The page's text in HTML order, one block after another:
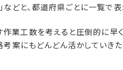
どと、都道府県ごとに一覧で表
業工数を考えると圧倒的に早
案にもどんどん活かしていきた